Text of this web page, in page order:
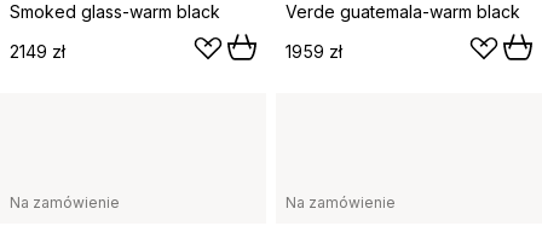
Smoked glass-warm black
2149 zł
Verde guatemala-warm black
1959 zł
Na zamówienie Na zamówienie